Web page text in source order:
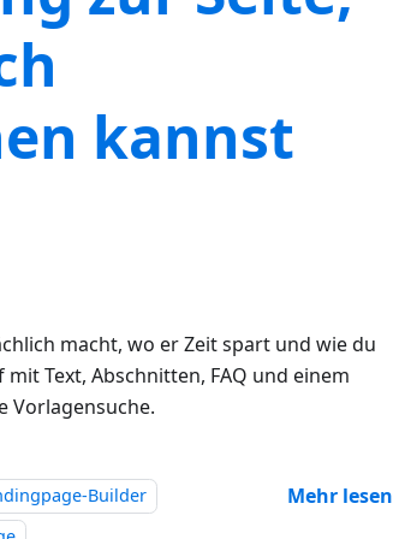
kannst
macht, wo er Zeit spart und wie du
Text, Abschnitten, FAQ und einem
Vorlagensuche.
Builder
Mehr lesen